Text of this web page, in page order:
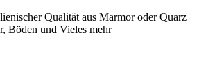
Qualität aus Marmor oder Quarz
Böden und Vieles mehr